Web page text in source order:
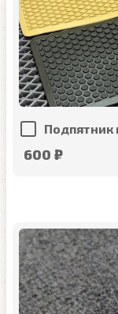
600 ₽